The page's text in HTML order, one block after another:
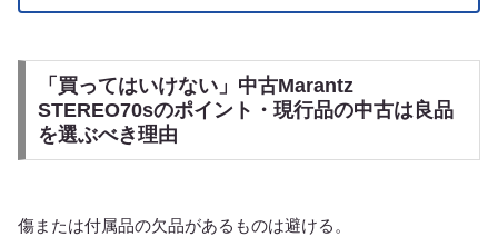
「買ってはいけない」中古Marantz
STEREO70sのポイント・現行品の中古は良品
を選ぶべき理由
傷または付属品の欠品があるものは避ける。